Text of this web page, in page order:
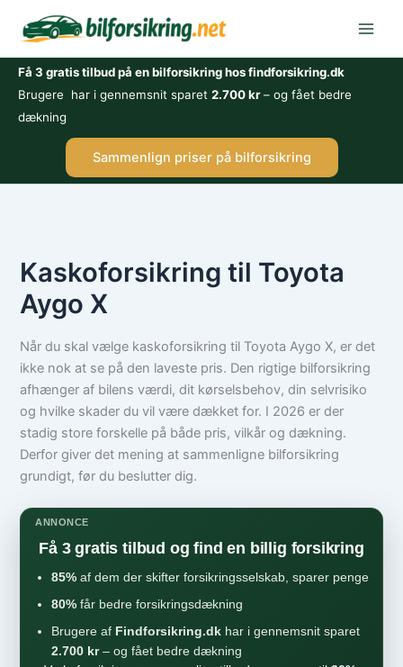
Få 3 gratis tilbud på en bilforsikring hos findforsikring.dk
Brugere har i gennemsnit sparet 2.700 kr– og fået bedre
dækning
Sammenlign priser på bilforsikring
Kaskoforsikring til Toyota
Aygo X
Når du skal vælge kaskoforsikring til Toyota Aygo X, er det
ikke nok at se på den laveste pris. Den rigtige bilforsikring
afhænger af bilens værdi, dit kørselsbehov, din selvrisiko
og hvilke skader du vil være dækket for. I 2026 er der
stadig store forskelle på både pris, vilkår og dækning.
Derfor giver det mening at sammenligne bilforsikring
grundigt, før du beslutter dig.
ANNONCE
Få 3 gratis tilbud og find en billig forsikring
85% af dem der skifter forsikringsselskab, sparer penge
80% får bedre forsikringsdækning
Brugere af Findforsikring.dk har i gennemsnit sparet
2.700 kr– og fået bedre dækning